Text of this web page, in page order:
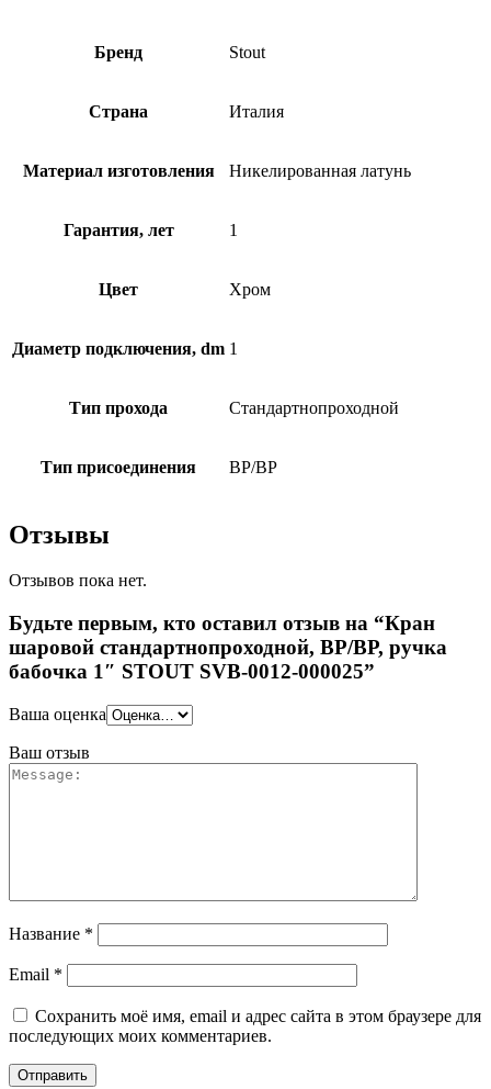
Бренд Stout
Страна Италия
Материал изготовления Никелированная латунь
Гарантия, лет 1
Цвет Хром
Диаметр подключения, dm 1
Тип прохода Стандартнопроходной
Тип присоединения ВР/ВР
Отзывы
Отзывов пока нет.
Будьте первым, кто оставил отзыв на “Кран
шаровой стандартнопроходной, ВР/ВР, ручка
бабочка 1″ STOUT SVB-0012-000025”
Ваша оценка
Ваш отзыв
Название *
Email *
Сохранить моё имя, email и адрес сайта в этом браузере для
последующих моих комментариев.